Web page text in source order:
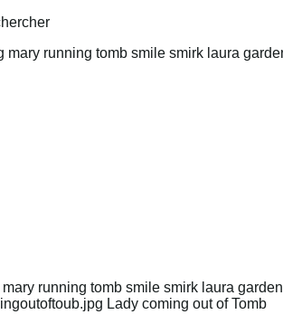
running tomb smile smirk laura garden
Lady coming out of Tomb